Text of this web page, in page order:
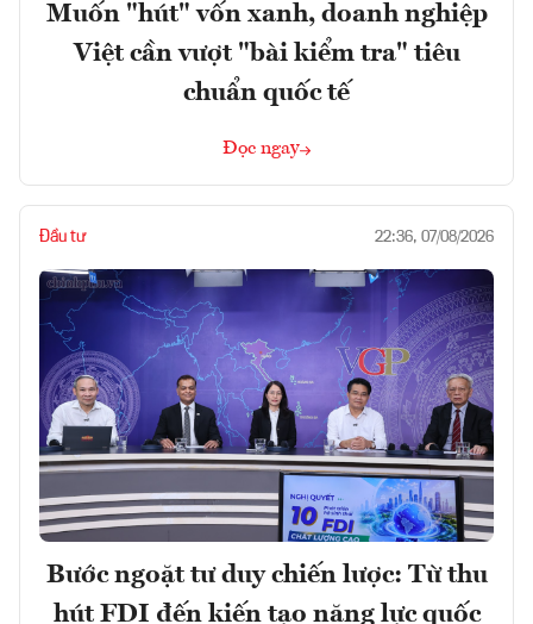
Muốn "hút" vốn xanh, doanh nghiệp
Việt cần vượt "bài kiểm tra" tiêu
chuẩn quốc tế
Đọc ngay
Đầu tư 22:36, 07/08/2026
Bước ngoặt tư duy chiến lược: Từ thu
hút FDI đến kiến tạo năng lực quốc